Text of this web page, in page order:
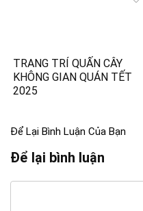
TRANG TRÍ QUẤN CÂY
KHÔNG GIAN QUÁN TẾT
2025
Để Lại Bình Luận Của Bạn
Để lại bình luận